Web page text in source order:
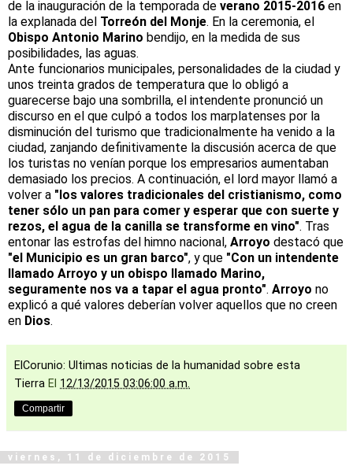
de la inauguración de la temporada de verano 2015-2016 en
la explanada del Torreón del Monje. En la ceremonia, el
Obispo Antonio Marino bendijo, en la medida de sus
posibilidades, las aguas.
Ante funcionarios municipales, personalidades de la ciudad y
unos treinta grados de temperatura que lo obligó a
guarecerse bajo una sombrilla, el intendente pronunció un
discurso en el que culpó a todos los marplatenses por la
disminución del turismo que tradicionalmente ha venido a la
ciudad, zanjando definitivamente la discusión acerca de que
los turistas no venían porque los empresarios aumentaban
demasiado los precios. A continuación, el lord mayor llamó a
volver a "los valores tradicionales del cristianismo, como
tener sólo un pan para comer y esperar que con suerte y
rezos, el agua de la canilla se transforme en vino". Tras
entonar las estrofas del himno nacional, Arroyo destacó que
"el Municipio es un gran barco", y que "Con un intendente
llamado Arroyo y un obispo llamado Marino,
seguramente nos va a tapar el agua pronto". Arroyo no
explicó a qué valores deberían volver aquellos que no creen
en Dios.
ElCorunio: Ultimas noticias de la humanidad sobre esta
Tierra El 12/13/2015 03:06:00 a.m.
Compartir
viernes, 11 de diciembre de 2015